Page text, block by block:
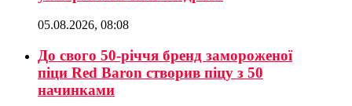
05.08.2026, 08:08
До свого 50-річчя бренд замороженої
піци Red Baron створив піцу з 50
начинками